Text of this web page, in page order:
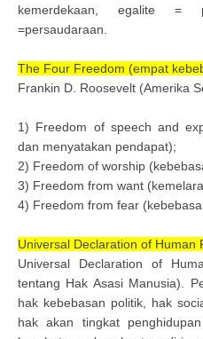
kemerdekaan, egalite =
=persaudaraan.
The Four Freedom (empat
Frankin D. Roosevelt (Amerika
1) Freedom of speech and
dan menyatakan pendapat);
2) Freedom of worship
3) Freedom from want
4) Freedom from fear
Universal Declaration of Human
Universal Declaration of
tentang Hak Asasi Manusia).
hak kebebasan politik, hak
hak akan tingkat